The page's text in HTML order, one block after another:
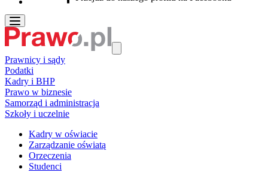
Facebook - otwiera się w nowej karcie
Prawnicy i sądy
Podatki
Kadry i BHP
Prawo w biznesie
Samorząd i administracja
Szkoły i uczelnie
Kadry w oświacie
Zarządzanie oświatą
Orzeczenia
Studenci